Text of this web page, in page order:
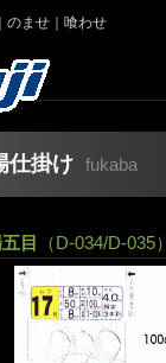
のませ｜喰わせ
仕掛け fukaba
目 （D-034/D-035